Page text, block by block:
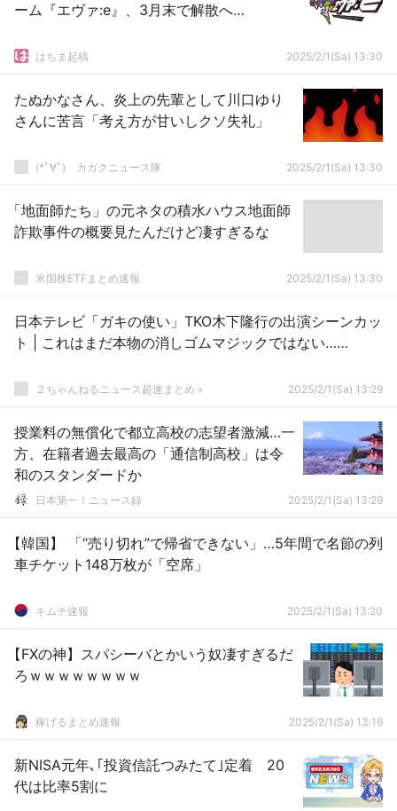
ーム『エヴァ:e』、3月末で解散へ…
はちま起稿 2025/2/1(Sa) 13:30
たぬかなさん、炎上の先輩として川口ゆり
さんに苦言「考え方が甘いしクソ失礼」
(*ﾟ∀ﾟ)ゞカガクニュース隊 2025/2/1(Sa) 13:30
「地面師たち」の元ネタの積水ハウス地面師
詐欺事件の概要見たんだけど凄すぎるな
米国株ETFまとめ速報 2025/2/1(Sa) 13:30
日本テレビ「ガキの使い」TKO木下隆行の出演シーンカッ
ト | これはまだ本物の消しゴムマジックではない……
２ちゃんねるニュース超速まとめ＋ 2025/2/1(Sa) 13:29
授業料の無償化で都立高校の志望者激減…一
方、在籍者過去最高の「通信制高校」は令
和のスタンダードか
日本第一！ニュース録 2025/2/1(Sa) 13:29
【韓国】 「“売り切れ”で帰省できない」…5年間で名節の列
車チケット148万枚が「空席」
キムチ速報 2025/2/1(Sa) 13:20
【FXの神】スパシーバとかいう奴凄すぎるだ
ろｗｗｗｗｗｗｗｗ
稼げるまとめ速報 2025/2/1(Sa) 13:16
新NISA元年､｢投資信託つみたて｣定着 20
代は比率5割に